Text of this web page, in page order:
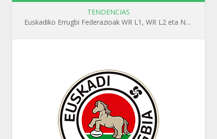
TENDENCIAS
Euskadiko Errugbi Federazioak WR L1, WR L2 eta N1 ikastaroak antolatuko ditu irailean Getxon